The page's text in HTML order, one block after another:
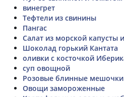
винегрет
Тефтели из свинины
Пангас
Салат из морской капусты
Шоколад горький Кантата
оливки с косточкой
суп овощной
Розовые блинные
Овощи замороженные